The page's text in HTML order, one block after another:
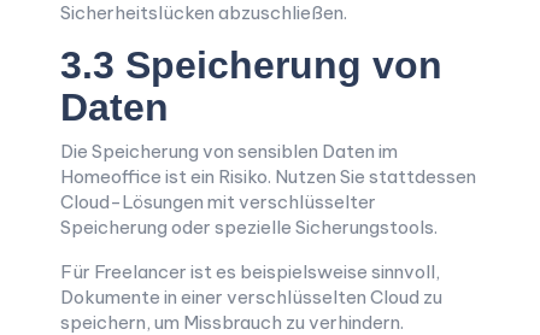
Sicherheitslücken abzuschließen.
3.3 Speicherung von
Daten
Die Speicherung von sensiblen Daten im
Homeoffice ist ein Risiko. Nutzen Sie stattdessen
Cloud-Lösungen mit verschlüsselter
Speicherung oder spezielle Sicherungstools.
Für Freelancer ist es beispielsweise sinnvoll,
Dokumente in einer verschlüsselten Cloud zu
speichern, um Missbrauch zu verhindern.